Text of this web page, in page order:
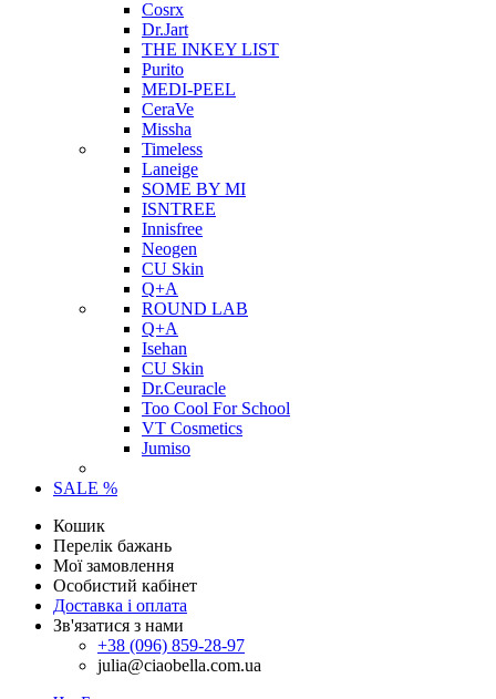
Cosrx
Dr.Jart
THE INKEY LIST
Purito
MEDI-PEEL
CeraVe
Missha
Timeless
Laneige
SOME BY MI
ISNTREE
Innisfree
Neogen
CU Skin
Q+A
ROUND LAB
Q+A
Isehan
CU Skin
Dr.Ceuracle
Too Cool For School
VT Cosmetics
Jumiso
SALE %
Кошик
Перелік бажань
Мої замовлення
Особистий кабінет
Доставка і оплата
Зв'язатися з нами
+38 (096) 859-28-97
julia@ciaobella.com.ua